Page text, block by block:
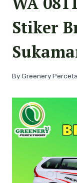
Stiker
ByGreenery